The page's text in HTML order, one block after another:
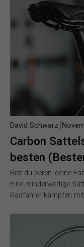
Carbon
besten
David Schwarz
Bist du bereit, deine
Eine minderwertige
Radfahrer kämpfen